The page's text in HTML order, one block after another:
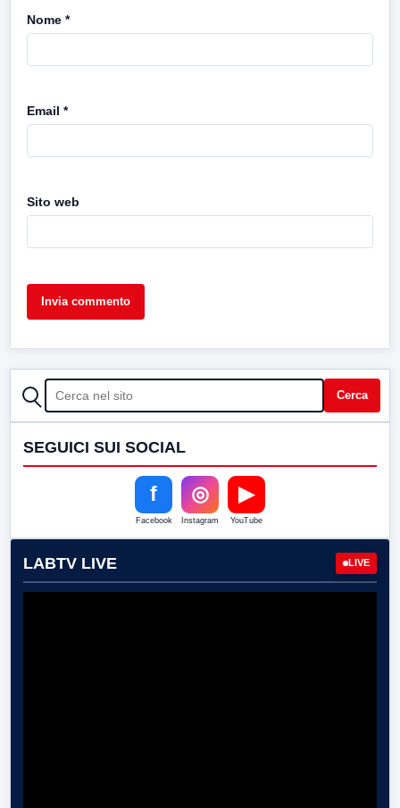
Nome *
Email *
Sito web
CERCA Cerca
SEGUICI SUI SOCIAL
f
Facebook
◎
Instagram
▶
YouTube
LABTV LIVE LIVE